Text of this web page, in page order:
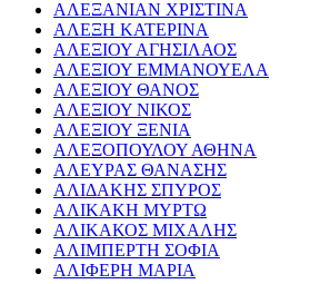
ΑΛΕΞΑΝΙΑΝ ΧΡΙΣΤΙΝΑ
ΑΛΕΞΗ ΚΑΤΕΡΙΝΑ
ΑΛΕΞΙΟΥ ΑΓΗΣΙΛΑΟΣ
ΑΛΕΞΙΟΥ ΕΜΜΑΝΟΥΕΛΑ
ΑΛΕΞΙΟΥ ΘΑΝΟΣ
ΑΛΕΞΙΟΥ ΝΙΚΟΣ
ΑΛΕΞΙΟΥ ΞΕΝΙΑ
ΑΛΕΞΟΠΟΥΛΟΥ ΑΘΗΝΑ
ΑΛΕΥΡΑΣ ΘΑΝΑΣΗΣ
ΑΛΙΔΑΚΗΣ ΣΠΥΡΟΣ
ΑΛΙΚΑΚΗ ΜΥΡΤΩ
ΑΛΙΚΑΚΟΣ ΜΙΧΑΛΗΣ
ΑΛΙΜΠΕΡΤΗ ΣΟΦΙΑ
ΑΛΙΦΕΡΗ ΜΑΡΙΑ